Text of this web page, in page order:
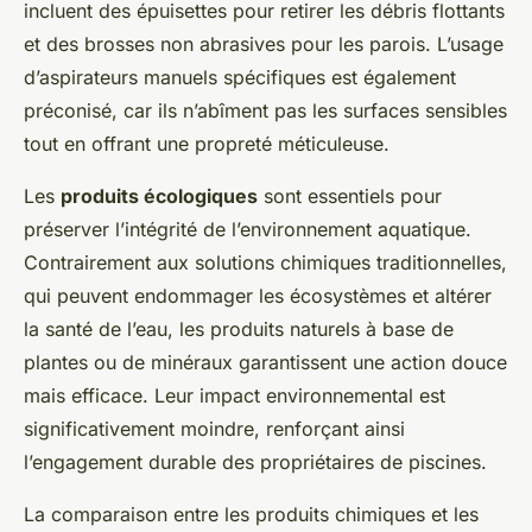
incluent des épuisettes pour retirer les débris flottants
et des brosses non abrasives pour les parois. L’usage
d’aspirateurs manuels spécifiques est également
préconisé, car ils n’abîment pas les surfaces sensibles
tout en offrant une propreté méticuleuse.
Les produits écologiques sont essentiels pour
préserver l’intégrité de l’environnement aquatique.
Contrairement aux solutions chimiques traditionnelles,
qui peuvent endommager les écosystèmes et altérer
la santé de l’eau, les produits naturels à base de
plantes ou de minéraux garantissent une action douce
mais efficace. Leur impact environnemental est
significativement moindre, renforçant ainsi
l’engagement durable des propriétaires de piscines.
La comparaison entre les produits chimiques et les